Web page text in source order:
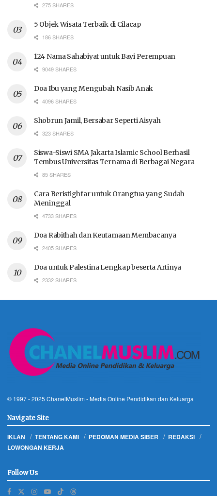
275 SHARES
5 Objek Wisata Terbaik di Cilacap
186 SHARES
124 Nama Sahabiyat untuk Bayi Perempuan
9049 SHARES
Doa Ibu yang Mengubah Nasib Anak
4096 SHARES
Shobrun Jamil, Bersabar Seperti Aisyah
323 SHARES
Siswa-Siswi SMA Jakarta Islamic School Berhasil
Tembus Universitas Ternama di Berbagai Negara
85 SHARES
Cara Beristighfar untuk Orangtua yang Sudah
Meninggal
4733 SHARES
Doa Rabithah dan Keutamaan Membacanya
2405 SHARES
Doa untuk Palestina Lengkap beserta Artinya
2332 SHARES
© 1997 - 2025 ChanelMuslim - Media Online Pendidikan dan Keluarga
Navigate Site
IKLAN TENTANG KAMI PEDOMAN MEDIA SIBER
REDAKSI
LOWONGAN KERJA
Follow Us